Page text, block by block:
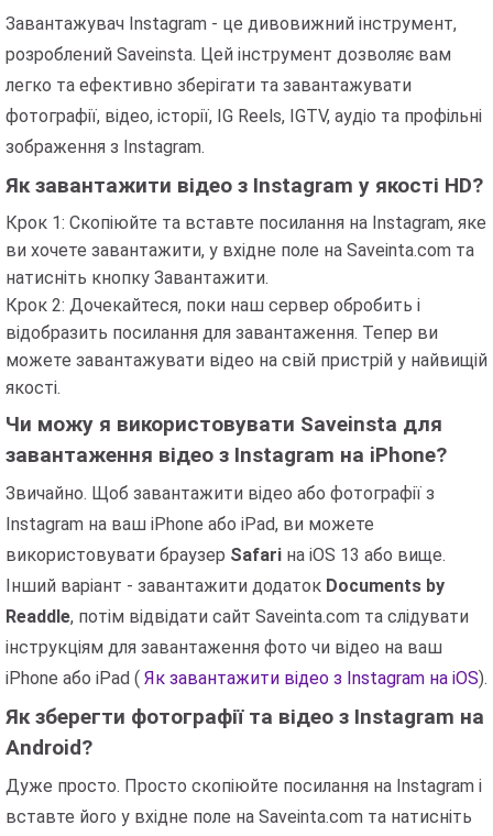
Завантажувач Instagram - це дивовижний інструмент,
розроблений Saveinsta. Цей інструмент дозволяє вам
легко та ефективно зберігати та завантажувати
фотографії, відео, історії, IG Reels, IGTV, аудіо та профільні
зображення з Instagram.
Як завантажити відео з Instagram у якості HD?
Крок 1: Скопіюйте та вставте посилання на Instagram, яке
ви хочете завантажити, у вхідне поле на Saveinta.com та
натисніть кнопку Завантажити.
Крок 2: Дочекайтеся, поки наш сервер обробить і
відобразить посилання для завантаження. Тепер ви
можете завантажувати відео на свій пристрій у найвищій
якості.
Чи можу я використовувати Saveinsta для
завантаження відео з Instagram на iPhone?
Звичайно. Щоб завантажити відео або фотографії з
Instagram на ваш iPhone або iPad, ви можете
використовувати браузер Safari на iOS 13 або вище.
Інший варіант - завантажити додаток Documents by
Readdle, потім відвідати сайт Saveinta.com та слідувати
інструкціям для завантаження фото чи відео на ваш
iPhone або iPad ( Як завантажити відео з Instagram на iOS).
Як зберегти фотографії та відео з Instagram на
Android?
Дуже просто. Просто скопіюйте посилання на Instagram і
вставте його у вхідне поле на Saveinta.com та натисніть